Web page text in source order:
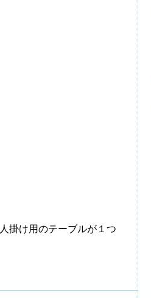
掛け用のテーブルが１つ